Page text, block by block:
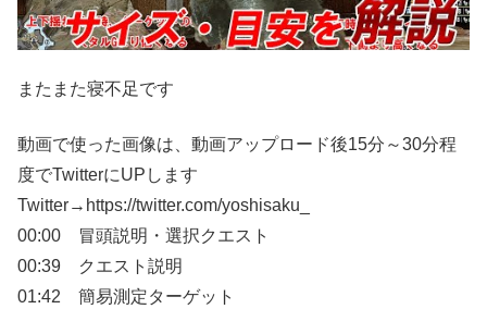
またまた寝不足です
動画で使った画像は、動画アップロード後15分～30分程
度でTwitterにUPします
Twitter→https://twitter.com/yoshisaku_
00:00 冒頭説明・選択クエスト
00:39 クエスト説明
01:42 簡易測定ターゲット